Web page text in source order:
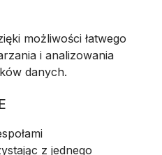
możliwości łatwego
i analizowania
danych.
z jednego